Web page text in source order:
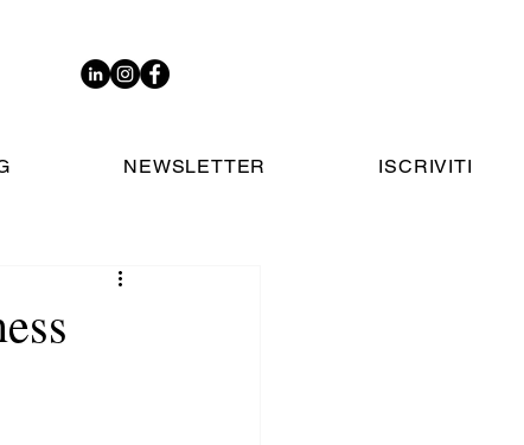
NEWSLETTER ISCRIVITI